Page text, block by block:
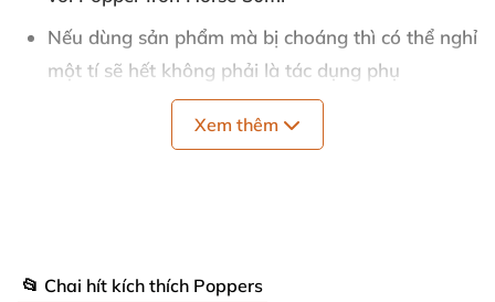
Nếu dùng sản phẩm mà bị choáng thì có thể nghỉ
một tí sẽ hết không phải là tác dụng phụ
bao cao su để tăng thêm khoái
Xem thêm
📂 Chai hít kích thích Poppers